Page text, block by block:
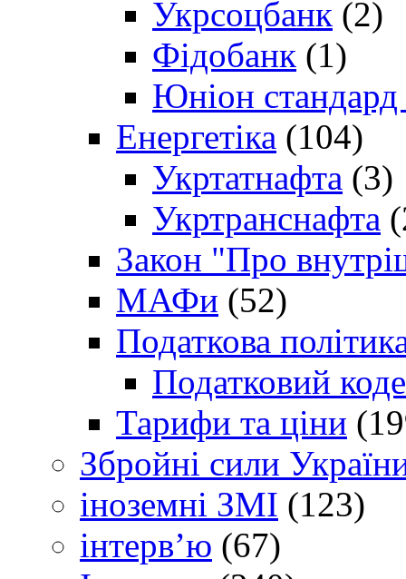
Укрсоцбанк (2)
Фідобанк (1)
Юніон стандард
Енергетіка (104)
Укртатнафта (3)
Укртранснафта
Закон "Про
МАФи (52)
Податкова
Податковий
Тарифи та ціни
Збройні сили
іноземні ЗМІ (123)
інтерв’ю (67)